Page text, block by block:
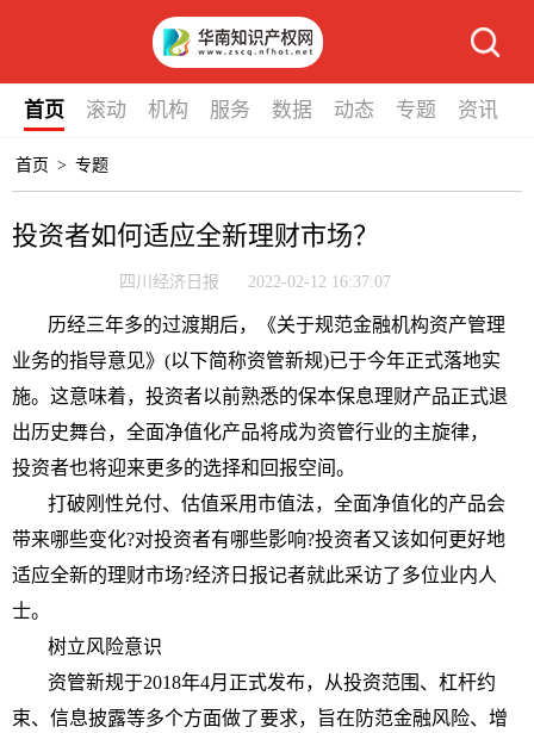
首页 滚动 机构 服务 数据 动态 专题 资讯
首页 > 专题
投资者如何适应全新理财市场？
四川经济日报 2022-02-12 16:37:07
历经三年多的过渡期后，《关于规范金融机构资产管理
业务的指导意见》(以下简称资管新规)已于今年正式落地实
施。这意味着， 投资者以前熟悉的保本保息理财产品正式退
出历史舞台，全面净值化产品将成为资管行业的主旋律，
投资者也将迎来更多的选择和回报空间。
打破刚 性兑付、估值采用市值法，全面净值化的产品会
带来哪些变化?对投资者有哪些影响?投资者又该如何更好地
适应全新的理财市场?经济日报记者就此采访了多位业内人
士。
树立风险意识
资管新规于2018年4月正式发布，从投资范围、杠杆约
束、信息披露等多个方面做了要求，旨在防范金融风险、增